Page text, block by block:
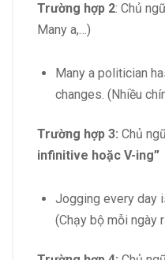
Trường hợp 2: Chủ
Many a,…)
Many a politician
changes. (Nhiều
Trường hợp 3: Chủ
infinitive hoặc V-ing”
Jogging every day
(Chạy bộ mỗi ngày